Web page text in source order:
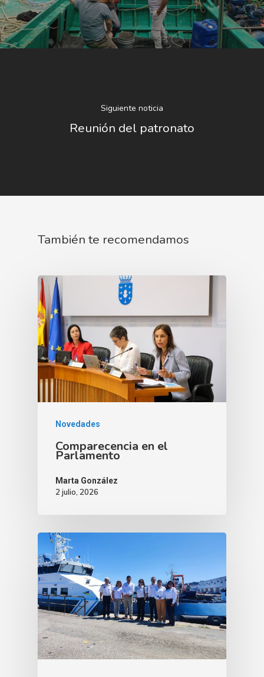
Siguiente noticia
Reunión del patronato
También te recomendamos
Novedades
Comparecencia en el
Parlamento
Marta González
2 julio, 2026